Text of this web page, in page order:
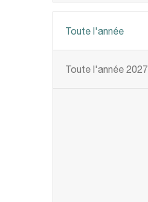
Toute l'année
Toute l'année 2027